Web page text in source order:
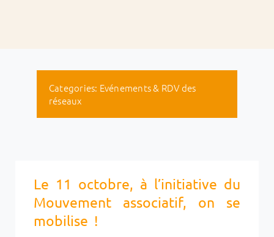
Categories: Evénements & RDV des
réseaux
Le 11 octobre, à l’initiative du
Mouvement associatif, on se
mobilise !